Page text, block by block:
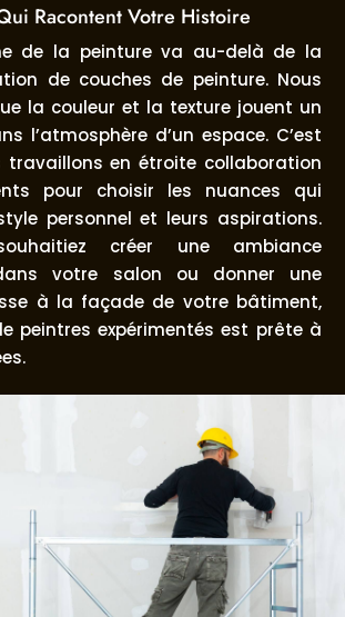
Racontent Votre Histoire
de la peinture va au-delà de la
de couches de peinture. Nous
la couleur et la texture jouent un
l’atmosphère d’un espace. C’est
travaillons en étroite collaboration
pour choisir les nuances qui
personnel et leurs aspirations.
créer une ambiance
votre salon ou donner une
à la façade de votre bâtiment,
peintres expérimentés est prête à